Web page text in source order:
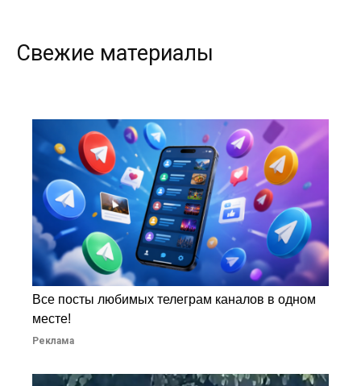
Свежие материалы
Все посты любимых телеграм каналов в одном
месте!
Реклама